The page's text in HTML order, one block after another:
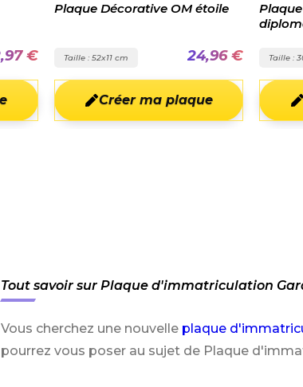
OM étoile
24,96 €
Plaque immatriculation
Taille : 30x15 cm 20,98 €
Créer ma plaque
Tout savoir sur Plaque d'immatriculation
Vous cherchez une nouvelle plaque
pourrez vous poser au sujet de Plaque